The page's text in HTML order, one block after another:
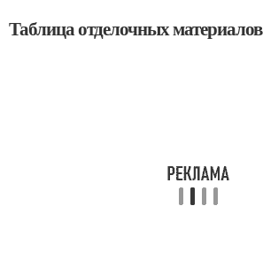
Таблица отделочных материалов